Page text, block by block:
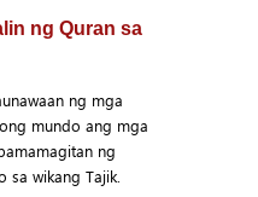
ng Quran sa
ng mga
mundo ang mga
ng
sa wikang Tajik.